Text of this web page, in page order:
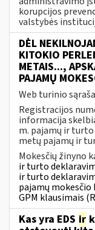
korupcijos
valstybės
DĖL
KITOKIO
METAIS...,
PAJAMŲ
Web turinio
Registracijos
informacija
m. pajamų ir
metų pajamų ir
Mokesčių žinyno
ir turto
ir turto
pajamų
GPM klausimais
Kas yra EDS ir